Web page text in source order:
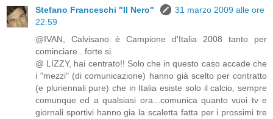
Stefano Franceschi "Il Nero"
31 marzo 2009 alle ore
22:59
@IVAN, Calvisano è Campione d'Italia 2008 tanto per
cominciare...forte si
@ LIZZY, hai centrato!! Solo che in questo caso accade che
i "mezzi" (di comunicazione) hanno già scelto per contratto
(e pluriennali pure) che in Italia esiste solo il calcio, sempre
comunque ed a qualsiasi ora...comunica quanto vuoi tv e
giornali sportivi hanno gia la scaletta fatta per i prossimi tre